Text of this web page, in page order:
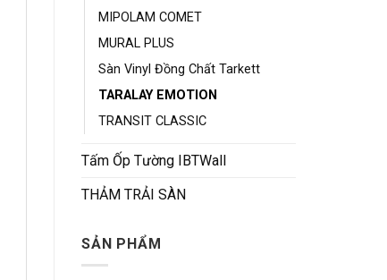
MIPOLAM COMET
MURAL PLUS
Sàn Vinyl Đồng Chất Tarkett
TARALAY EMOTION
TRANSIT CLASSIC
Tấm Ốp Tường IBTWall
THẢM TRẢI SÀN
SẢN PHẨM